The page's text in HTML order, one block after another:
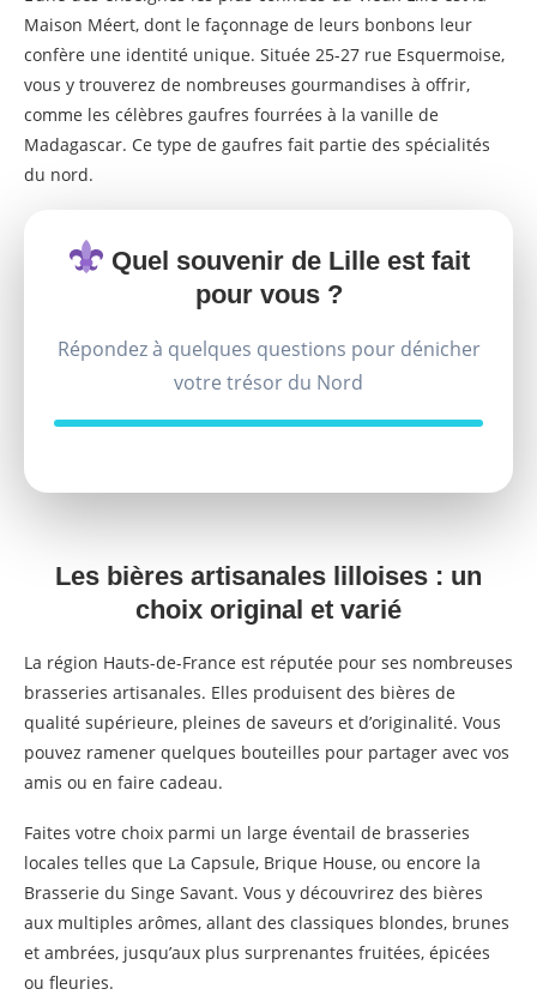
Maison Méert, dont le façonnage de leurs bonbons leur
confère une identité unique. Située 25-27 rue Esquermoise,
vous y trouverez de nombreuses gourmandises à offrir,
comme les célèbres gaufres fourrées à la vanille de
Madagascar. Ce type de gaufres fait partie des spécialités
du nord.
Quel souvenir de Lille est fait
pour vous ?
Répondez à quelques questions pour dénicher
votre trésor du Nord
Les bières artisanales lilloises : un
choix original et varié
La région Hauts-de-France est réputée pour ses nombreuses
brasseries artisanales. Elles produisent des bières de
qualité supérieure, pleines de saveurs et d’originalité. Vous
pouvez ramener quelques bouteilles pour partager avec vos
amis ou en faire cadeau.
Faites votre choix parmi un large éventail de brasseries
locales telles que La Capsule, Brique House, ou encore la
Brasserie du Singe Savant. Vous y découvrirez des bières
aux multiples arômes, allant des classiques blondes, brunes
et ambrées, jusqu’aux plus surprenantes fruitées, épicées
ou fleuries.